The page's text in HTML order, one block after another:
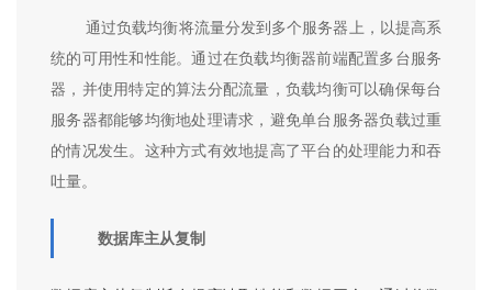
通过负载均衡将流量分发到多个服务器上，以提高系
统的可用性和性能。通过在负载均衡器前端配置多台服务
器，并使用特定的算法分配流量，负载均衡可以确保每台
服务器都能够均衡地处理请求，避免单台服务器负载过重
的情况发生。这种方式有效地提高了平台的处理能力和吞
吐量。
数据库主从复制